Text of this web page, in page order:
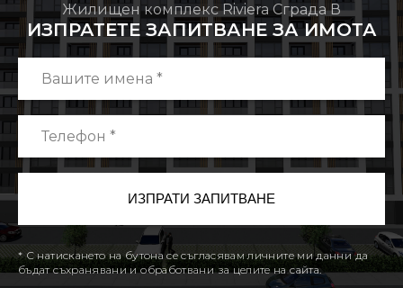
Жилищен комплекс Riviera Сграда В
ИЗПРАТЕТЕ ЗАПИТВАНЕ ЗА ИМОТА
* С натискането на бутона се съгласявам личните ми данни да
бъдат съхранявани и обработвани за целите на сайта.